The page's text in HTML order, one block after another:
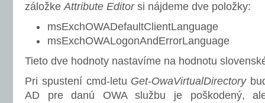
záložkeAttribute Editorsi nájdeme dve položky:
msExchOWADefaultClientLanguage
msExchOWALogonAndErrorLanguage
Tieto dve hodnoty nastavíme na hodnotu
Pri spustení cmd-letu Get-OwaVirtualDirectory
AD pre danú OWA službu je poškodený,